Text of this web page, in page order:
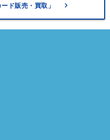
ド販売・買取」 keyboard_arrow_right